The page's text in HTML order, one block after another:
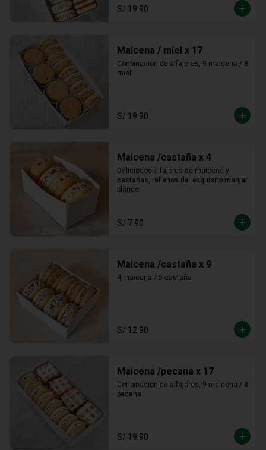
S/ 19.90
Maicena / miel x 17
Conbinacion de alfajores, 9 maicena / 8
miel
S/ 19.90
Maicena /castaña x 4
Deliciosos alfajores de maicena y
castañas, rellenos de  exquisito manjar
blanco
S/ 7.90
Maicena /castaña x 9
4 maicena / 5 castaña
S/ 12.90
Maicena /pecana x 17
Conbinacion de alfajores, 9 maicena / 8
pecana
S/ 19.90